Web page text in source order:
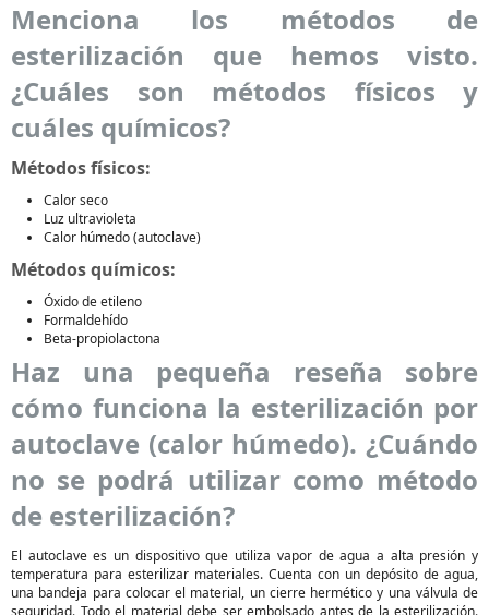
Menciona los métodos de
esterilización que hemos visto.
¿Cuáles son métodos físicos y
cuáles químicos?
Métodos físicos:
Calor seco
Luz ultravioleta
Calor húmedo (autoclave)
Métodos químicos:
Óxido de etileno
Formaldehído
Beta-propiolactona
Haz una pequeña reseña sobre
cómo funciona la esterilización por
autoclave (calor húmedo). ¿Cuándo
no se podrá utilizar como método
de esterilización?
El autoclave es un dispositivo que utiliza vapor de agua a alta presión y
temperatura para esterilizar materiales. Cuenta con un depósito de agua,
una bandeja para colocar el material, un cierre hermético y una válvula de
seguridad. Todo el material debe ser embolsado antes de la esterilización.